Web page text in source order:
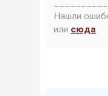
Нашли
или сюда.